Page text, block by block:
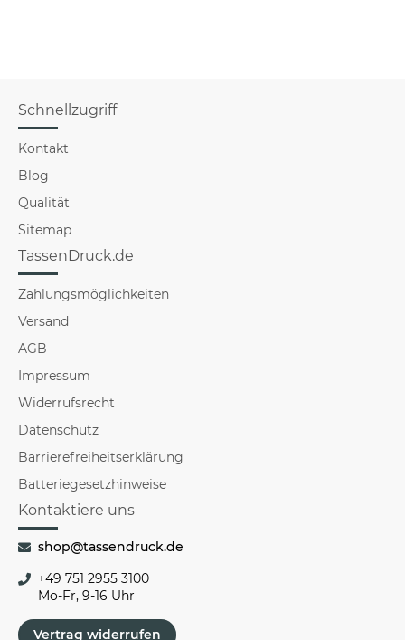
Schnellzugriff
Kontakt
Blog
Qualität
Sitemap
TassenDruck.de
Zahlungsmöglichkeiten
Versand
AGB
Impressum
Widerrufsrecht
Datenschutz
Barrierefreiheitserklärung
Batteriegesetzhinweise
Kontaktiere uns
shop@tassendruck.de
+49 751 2955 3100
Mo-Fr, 9-16 Uhr
Vertrag widerrufen